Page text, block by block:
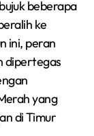
beberapa
ke
ini, peran
dipertegas
yang
di Timur